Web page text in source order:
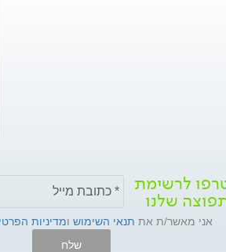
לרשימת
שלנו
אני מאשר/ת את תנאי השימוש ומדיניות
שלח